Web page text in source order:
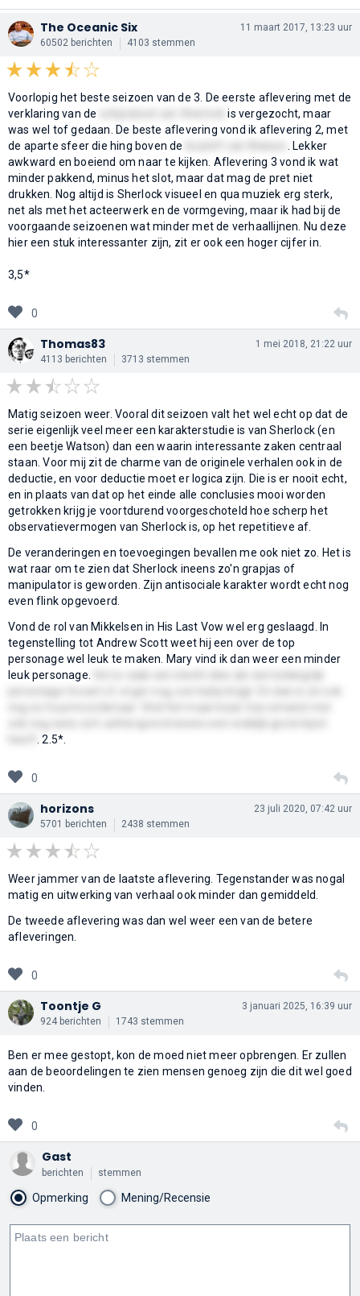
The Oceanic Six
60502 berichten 4103 stemmen
11 maart 2017, 13:23 uur
Voorlopig het beste seizoen van de 3. De eerste aflevering met de
verklaring van de
is vergezocht, maar
was wel tof gedaan. De beste aflevering vond ik aflevering 2, met
de aparte sfeer die hing boven de
. Lekker
awkward en boeiend om naar te kijken. Aflevering 3 vond ik wat
minder pakkend, minus het slot, maar dat mag de pret niet
drukken. Nog altijd is Sherlock visueel en qua muziek erg sterk,
net als met het acteerwerk en de vormgeving, maar ik had bij de
voorgaande seizoenen wat minder met de verhaallijnen. Nu deze
hier een stuk interessanter zijn, zit er ook een hoger cijfer in.
3,5*
0
Thomas83
4113 berichten 3713 stemmen
1 mei 2018, 21:22 uur
Matig seizoen weer. Vooral dit seizoen valt het wel echt op dat de
serie eigenlijk veel meer een karakterstudie is van Sherlock (en
een beetje Watson) dan een waarin interessante zaken centraal
staan. Voor mij zit de charme van de originele verhalen ook in de
deductie, en voor deductie moet er logica zijn. Die is er nooit echt,
en in plaats van dat op het einde alle conclusies mooi worden
getrokken krijg je voortdurend voorgeschoteld hoe scherp het
observatievermogen van Sherlock is, op het repetitieve af.
De veranderingen en toevoegingen bevallen me ook niet zo. Het is
wat raar om te zien dat Sherlock ineens zo'n grapjas of
manipulator is geworden. Zijn antisociale karakter wordt echt nog
even flink opgevoerd.
Vond de rol van Mikkelsen in His Last Vow wel erg geslaagd. In
tegenstelling tot Andrew Scott weet hij een over de top
personage wel leuk te maken. Mary vind ik dan weer een minder
leuk personage.
. 2.5*.
0
horizons
5701 berichten 2438 stemmen
23 juli 2020, 07:42 uur
Weer jammer van de laatste aflevering. Tegenstander was nogal
matig en uitwerking van verhaal ook minder dan gemiddeld.
De tweede aflevering was dan wel weer een van de betere
afleveringen.
0
Toontje G
924 berichten 1743 stemmen
3 januari 2025, 16:39 uur
Ben er mee gestopt, kon de moed niet meer opbrengen. Er zullen
aan de beoordelingen te zien mensen genoeg zijn die dit wel goed
vinden.
0
Gast
berichten stemmen
Opmerking Mening/Recensie